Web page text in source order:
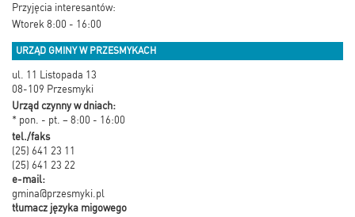
Przyjęcia interesantów:
Wtorek 8:00 - 16:00
URZĄD GMINY W PRZESMYKACH
ul. 11 Listopada 13
08-109 Przesmyki
Urząd czynny w dniach:
* pon. - pt. – 8:00 - 16:00
tel./faks
(25) 641 23 11
(25) 641 23 22
e-mail:
gmina@przesmyki.pl
tłumacz języka migowego